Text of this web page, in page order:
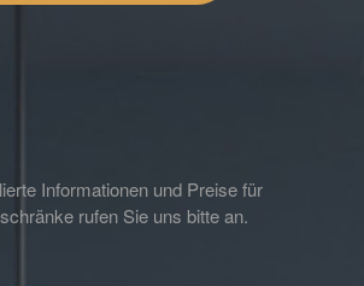
Informationen und Preise für
rufen Sie uns bitte an.